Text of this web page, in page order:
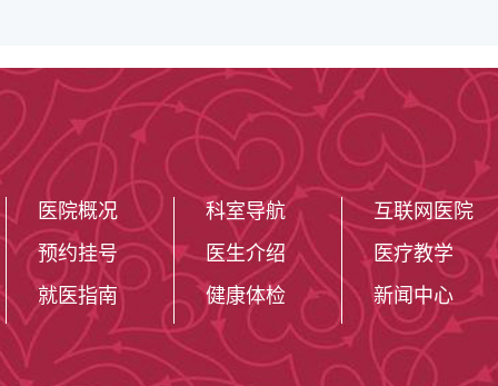
医院概况
预约挂号
就医指南
科室导航
医生介绍
健康体检
互联网医院
医疗教学
新闻中心